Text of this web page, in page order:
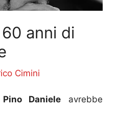
anni di
Cimini
Pino Daniele avrebbe